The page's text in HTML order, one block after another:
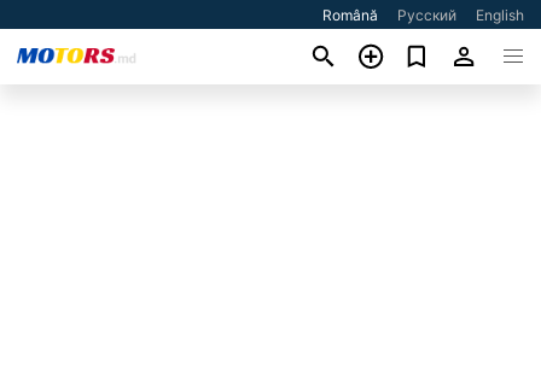
Română Русский English